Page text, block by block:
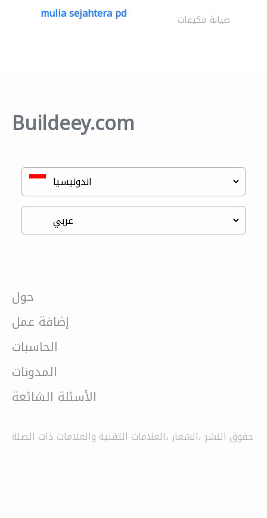
mulia sejahtera pd صيانة مكيفات
Buildeey.com
حول
إضافة عمل
الحاسبات
المدونات
الأسئلة الشائعة
حقوق النشر ،الشعار ،العلامات التقنية والعلامات ذات الصلة